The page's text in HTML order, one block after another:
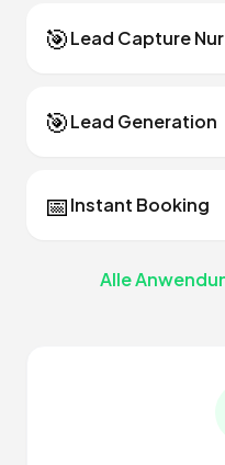
🎯Lead Capture
🎯Lead Generation
📅Instant Booking
Alle